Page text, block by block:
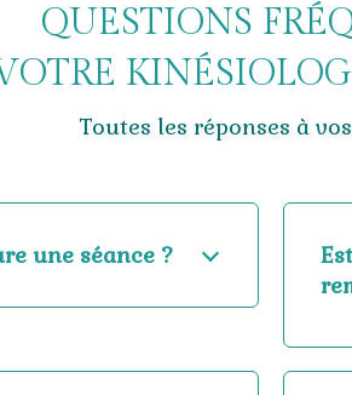
QUESTIONS
Toutes les réponses à
une séance ?